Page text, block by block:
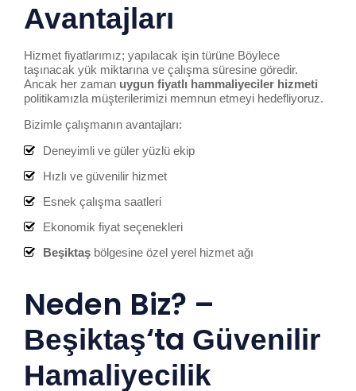
Avantajları
Hizmet fiyatlarımız; yapılacak işin türüne Böylece
taşınacak yük miktarına ve çalışma süresine göredir.
Ancak her zaman uygun fiyatlı hammaliyeciler hizmeti
politikamızla müşterilerimizi memnun etmeyi hedefliyoruz.
Bizimle çalışmanın avantajları:
Deneyimli ve güler yüzlü ekip
Hızlı ve güvenilir hizmet
Esnek çalışma saatleri
Ekonomik fiyat seçenekleri
Beşiktaş bölgesine özel yerel hizmet ağı
Neden Biz? –
Beşiktaş‘ta Güvenilir
Hamal iyecilik